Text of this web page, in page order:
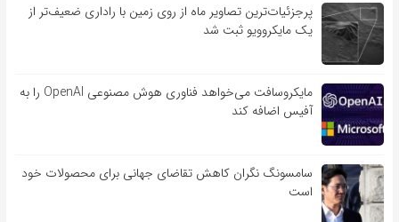
پرجزئیات‌ترین تصاویر ماه از روی زمین با راداری ضعیف‌تر از
یک مایکروویو ثبت شد
مایکروسافت می‌خواهد فناوری هوش مصنوعی OpenAI را به
آفیس اضافه کند
سامسونگ نگران کاهش تقاضای جهانی برای محصولات خود
است